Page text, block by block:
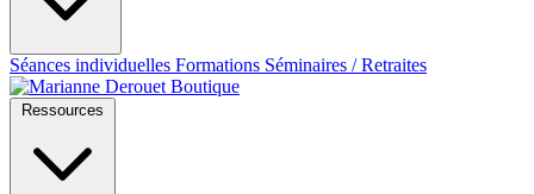
Séances individuelles Formations Séminaires / Retraites
Boutique